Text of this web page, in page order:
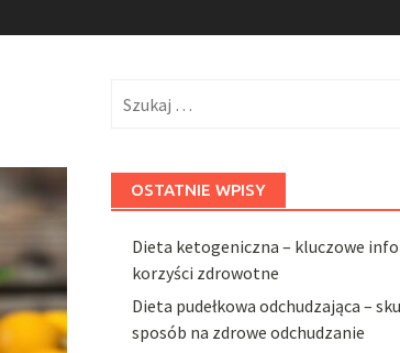
OSTATNIE WPISY
Dieta ketogeniczna – kluczowe
korzyści zdrowotne
Dieta pudełkowa odchudzająca –
sposób na zdrowe odchudzanie